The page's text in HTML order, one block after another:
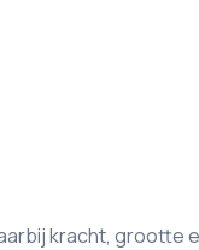
kracht, grootte